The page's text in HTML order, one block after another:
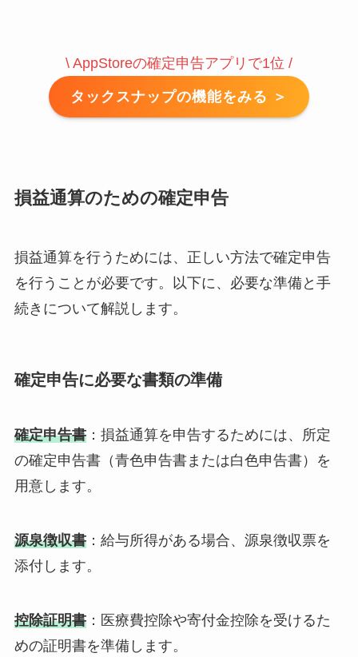
\ AppStoreの確定申告アプリで1位 /
タックスナップの機能をみる ＞
損益通算のための確定申告
損益通算を行うためには、正しい方法で確定申告
を行うことが必要です。以下に、必要な準備と手
続きについて解説します。
確定申告に必要な書類の準備
確定申告書：損益通算を申告するためには、所定
の確定申告書（青色申告書または白色申告書）を
用意します。
源泉徴収書：給与所得がある場合、源泉徴収票を
添付します。
控除証明書：医療費控除や寄付金控除を受けるた
めの証明書を準備します。